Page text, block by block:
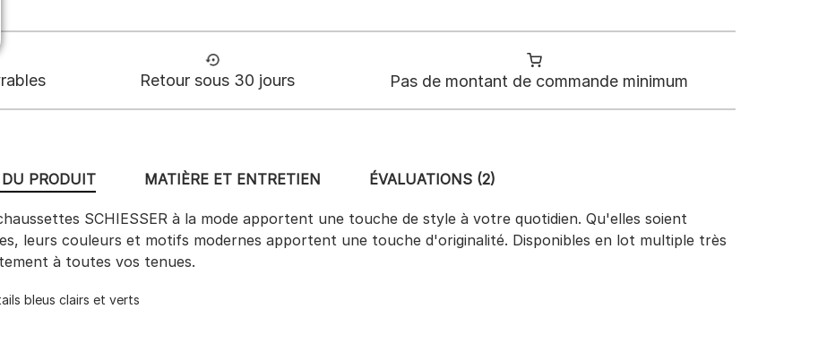
Retour sous 30 jours Pas de montant de commande minimum
PRODUIT
SCHIESSER à la mode apportent une touche de style à votre quotidien. Qu'elles soient
leurs couleurs et motifs modernes apportent une touche d'originalité. Disponibles en lot multiple très
à toutes vos tenues.
bleus clairs et verts
MATIÈRE ET ENTRETIEN ÉVALUATIONS (2)